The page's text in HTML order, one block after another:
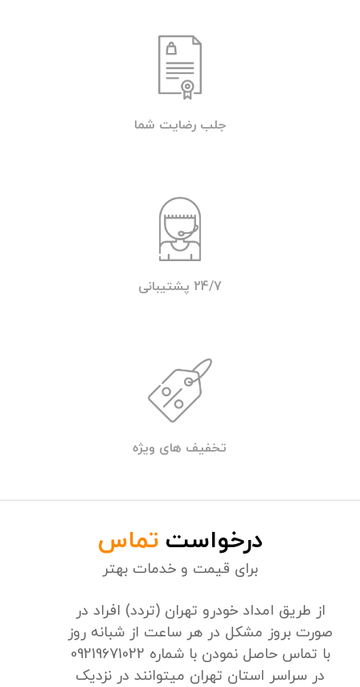
جلب رضایت شما
24/7 پشتیبانی
تخفیف های ویژه
درخواستتماس
برای قیمت و خدمات بهتر
از طریق امداد خودرو تهران (تردد) افراد در
صورت بروز مشکل در هر ساعت از شبانه روز
با تماس حاصل نمودن با شماره 09219671022
در سراسر استان تهران میتوانند در نزدیک